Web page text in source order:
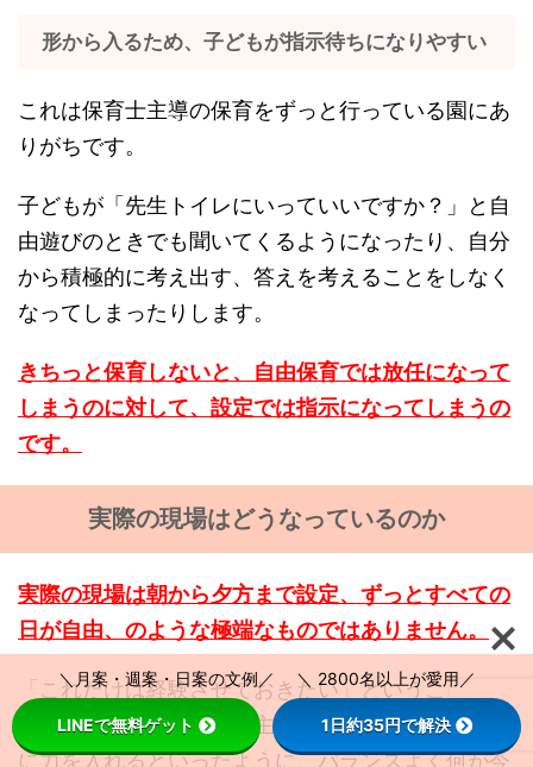
形から入るため、子どもが指示待ちになりやすい
これは保育士主導の保育をずっと行っている園にあ
りがちです。
子どもが「先生トイレにいっていいですか？」と自
由遊びのときでも聞いてくるようになったり、自分
から積極的に考え出す、答えを考えることをしなく
なってしまったりします。
きちっと保育しないと、自由保育では放任になって
しまうのに対して、設定では指示になってしまうの
です。
実際の現場はどうなっているのか
実際の現場は朝から夕方まで設定、ずっとすべての
日が自由、のような極端なものではありません。
「これだけは経験させておきたい」ということは設
定をし、あとは子どもの主体性を活かした自由遊び
に力を入れるといったように、バランスよく何が今
＼月案・週案・日案の文例／ ＼ 2800名以上が愛用／
LINEで無料ゲット 1日約35円で解決